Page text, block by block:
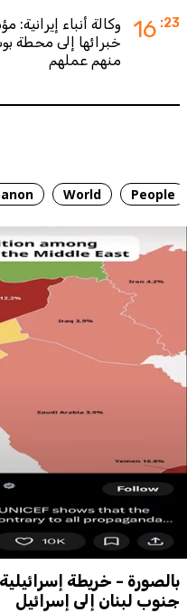
16 :23
وكالة أنباء
خبرائها إلى محطة
منهم عملهم
World People
بالصورة - خريطة
جنوب لبنان إلى إسرائيل